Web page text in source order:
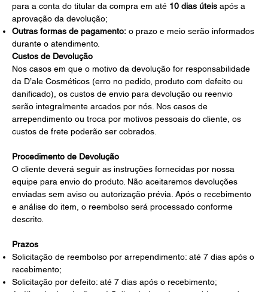
para a conta do titular da compra em até 10 dias úteis após a
aprovação da devolução;
Outras formas de pagamento: o prazo e meio serão informados
durante o atendimento.
Custos de Devolução
Nos casos em que o motivo da devolução for responsabilidade
da D’ale Cosméticos (erro no pedido, produto com defeito ou
danificado), os custos de envio para devolução ou reenvio
serão integralmente arcados por nós. Nos casos de
arrependimento ou troca por motivos pessoais do cliente, os
custos de frete poderão ser cobrados.
Procedimento de Devolução
O cliente deverá seguir as instruções fornecidas por nossa
equipe para envio do produto. Não aceitaremos devoluções
enviadas sem aviso ou autorização prévia. Após o recebimento
e análise do item, o reembolso será processado conforme
descrito.
Prazos
Solicitação de reembolso por arrependimento: até 7 dias após o
recebimento;
Solicitação por defeito: até 7 dias após o recebimento;